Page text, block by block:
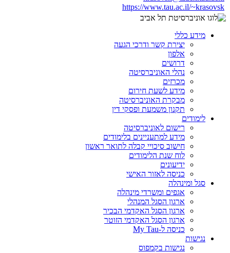
https://www.tau.ac.il/~krasovsk
מידע כללי
יצירת קשר ודרכי הגעה
אלפון
דרושים
נהלי האוניברסיטה
מכרזים
מידע לשעת חירום
מבקרת האוניברסיטה
תקנון משמעת ופסקי דין
לימודים
רישום לאוניברסיטה
מידע למתעניינים בלימודים
חישוב סיכויי קבלה לתואר ראשון
לוח שנת הלימודים
ידיעונים
כניסה לאזור האישי
סגל ומינהלה
אגפים ומשרדי מינהלה
ארגון הסגל המנהלי
ארגון הסגל האקדמי הבכיר
ארגון הסגל האקדמי הזוטר
כניסה ל-My Tau
נגישות
נגישות בקמפוס